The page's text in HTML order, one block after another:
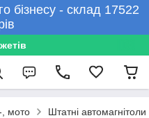
бізнесу - склад 17522
, мото Штатні автомагнітоли